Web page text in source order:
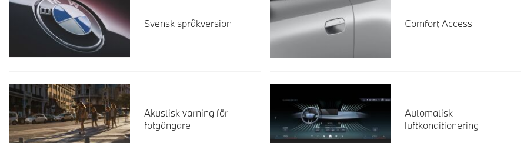
Svensk språkversion Comfort Access
Akustisk varning för
fotgängare
Automatisk
luftkonditionering
Läs mer